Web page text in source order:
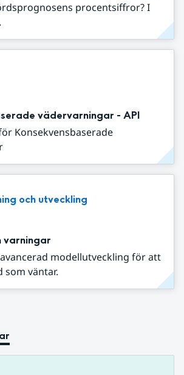
procentsiffror? I
vädervarningar - API
Konsekvensbaserade
och utveckling
varningar
modellutveckling för att
som väntar.